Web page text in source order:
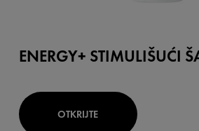
ENERGY+ STIMULIŠUĆI
OTKRIJTE